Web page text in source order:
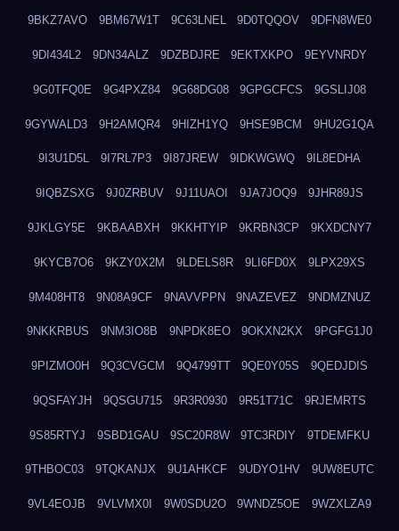
9BKZ7AVO 9BM67W1T 9C63LNEL 9D0TQQOV 9DFN8WE0
9DI434L2 9DN34ALZ 9DZBDJRE 9EKTXKPO 9EYVNRDY
9G0TFQ0E 9G4PXZ84 9G68DG08 9GPGCFCS 9GSLIJ08
9GYWALD3 9H2AMQR4 9HIZH1YQ 9HSE9BCM 9HU2G1QA
9I3U1D5L 9I7RL7P3 9I87JREW 9IDKWGWQ 9IL8EDHA
9IQBZSXG 9J0ZRBUV 9J11UAOI 9JA7JOQ9 9JHR89JS
9JKLGY5E 9KBAABXH 9KKHTYIP 9KRBN3CP 9KXDCNY7
9KYCB7O6 9KZY0X2M 9LDELS8R 9LI6FD0X 9LPX29XS
9M408HT8 9N08A9CF 9NAVVPPN 9NAZEVEZ 9NDMZNUZ
9NKKRBUS 9NM3IO8B 9NPDK8EO 9OKXN2KX 9PGFG1J0
9PIZMO0H 9Q3CVGCM 9Q4799TT 9QE0Y05S 9QEDJDIS
9QSFAYJH 9QSGU715 9R3R0930 9R51T71C 9RJEMRTS
9S85RTYJ 9SBD1GAU 9SC20R8W 9TC3RDIY 9TDEMFKU
9THBOC03 9TQKANJX 9U1AHKCF 9UDYO1HV 9UW8EUTC
9VL4EOJB 9VLVMX0I 9W0SDU2O 9WNDZ5OE 9WZXLZA9